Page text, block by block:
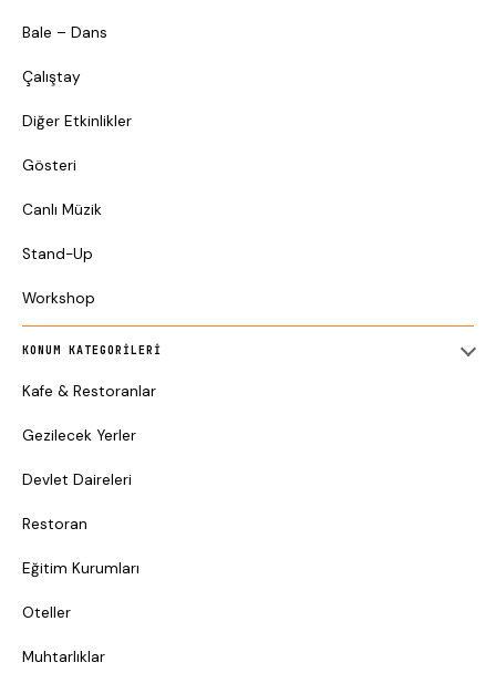
Bale – Dans
Çalıştay
Diğer Etkinlikler
Gösteri
Canlı Müzik
Stand-Up
Workshop
KONUM KATEGORILERI
Kafe & Restoranlar
Gezilecek Yerler
Devlet Daireleri
Restoran
Eğitim Kurumları
Oteller
Muhtarlıklar